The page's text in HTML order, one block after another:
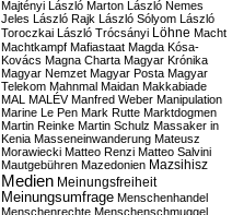
Majtényi László Marton László Nemes
Jeles László Rajk László Sólyom László
Toroczkai László Trócsányi Löhne Macht
Machtkampf Mafiastaat Magda Kósa-
Kovács Magna Charta Magyar Krónika
Magyar Nemzet Magyar Posta Magyar
Telekom Mahnmal Maidan Makkabiade
MAL MALÉV Manfred Weber Manipulation
Marine Le Pen Mark Rutte Marktdogmen
Martin Reinke Martin Schulz Massaker in
Kenia Masseneinwanderung Mateusz
Morawiecki Matteo Renzi Matteo Salvini
Mautgebühren Mazedonien Mazsihisz
Medien Meinungsfreiheit
Meinungsumfrage Menschenhandel
Menschenrechte Menschenschmuggel